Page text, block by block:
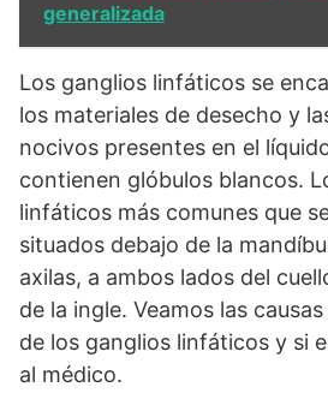
generalizada
Los ganglios linfáticos se
los materiales de desecho y
nocivos presentes en el
contienen glóbulos blancos.
linfáticos más comunes que
situados debajo de la
axilas, a ambos lados del
de la ingle. Veamos las
de los ganglios linfáticos y si
al médico.